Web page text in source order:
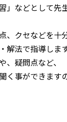
」などとして先
、クセなどを十
解法で指導します
、疑問点など、
く事ができます